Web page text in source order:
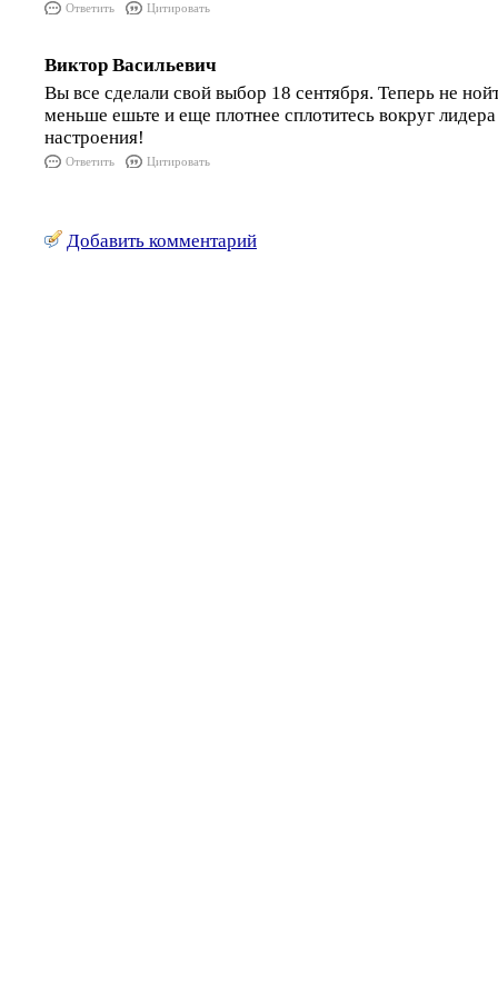
Ответить Цитировать
Виктор Васильевич
Вы все сделали свой выбор 18 сентября. Теперь не
меньше ешьте и еще плотнее сплотитесь вокруг
настроения!
Ответить Цитировать
Добавить комментарий